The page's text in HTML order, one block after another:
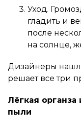
Уход.
гладить и
после
на солнце,
Дизайнеры
решает все три
Лёгкая органза
пыли